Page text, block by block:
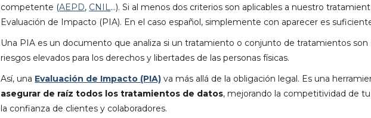
competente (AEPD, CNIL…). Si al menos dos criterios son aplicables a nuestro
Evaluación de Impacto (PIA). En el caso español, simplemente con aparecer es
Una PIA es un documento que analiza si un tratamiento o conjunto de tratamientos son
riesgos elevados para los derechos y libertades de las personas físicas.
Así, una Evaluación de Impacto (PIA) va más allá de la obligación legal. Es una
asegurar de raíz todos los tratamientos de datos, mejorando la competitividad de
la confianza de clientes y colaboradores.